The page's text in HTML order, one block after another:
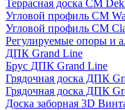
Террасная доска CM
Угловой профиль CM
Угловой профиль CM
Регулируемые опоры и
ДПК Grand Line
Брус ДПК Grand Line
Грядочная доска ДПК
Грядочная доска ДПК
Доска заборная 3D